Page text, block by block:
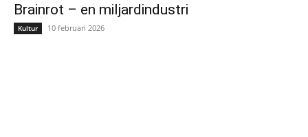
Brainrot – en miljardindustri
Kultur 10 februari 2026